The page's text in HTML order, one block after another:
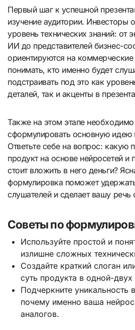
Первый шаг к успешной
изучение аудитории.
уровень технических знаний: от
ИИ до представителей бизнес-
ориентируются на
понимать, кто именно будет
подстраивать под это как
деталей, так и акценты в
Также на этом этапе необходимо
сформулировать основную идею
Ответьте себе на вопрос: какую
продукт на основе нейросетей и
стоит вложить в него деньги?
формулировка поможет
слушателей и сделает вашу речь
Советы по
Используйте простой и
излишне сложных
Создайте краткий слоган
суть продукта в одной-двух
Подчеркните уникальность
почему именно ваша
аналогов.